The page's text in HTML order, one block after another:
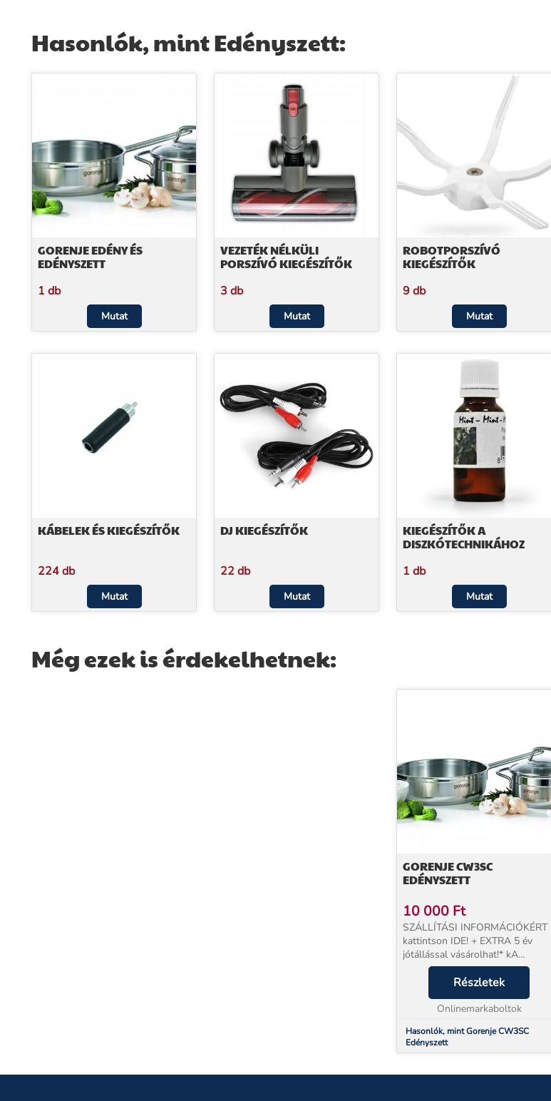
Hasonlók, mint Edényszett:
GORENJE EDÉNY ÉS
EDÉNYSZETT
1 db
Mutat
VEZETÉK NÉLKÜLI
PORSZÍVÓ KIEGÉSZÍTŐK
3 db
Mutat
ROBOTPORSZÍVÓ
KIEGÉSZÍTŐK
9 db
Mutat
KÁBELEK ÉS KIEGÉSZÍTŐK
224 db
Mutat
DJ KIEGÉSZÍTŐK
22 db
Mutat
KIEGÉSZÍTŐK A
DISZKÓTECHNIKÁHOZ
1 db
Mutat
Még ezek is érdekelhetnek:
GORENJE CW3SC
EDÉNYSZETT
10 000 Ft
SZÁLLÍTÁSI INFORMÁCIÓKÉRT
kattintson IDE! + EXTRA 5 év
jótállással vásárolhat!* kA
megrendelt termékeket két SAJÁT
munkatársunk szállítja házhoz,
órapontosan, az ország egész
területén! A Gorenje ált...
Részletek
Onlinemarkaboltok
Hasonlók, mint Gorenje CW3SC
Edényszett